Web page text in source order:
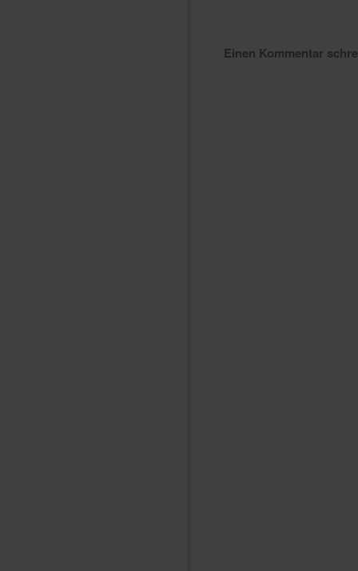
Einen Kommentar